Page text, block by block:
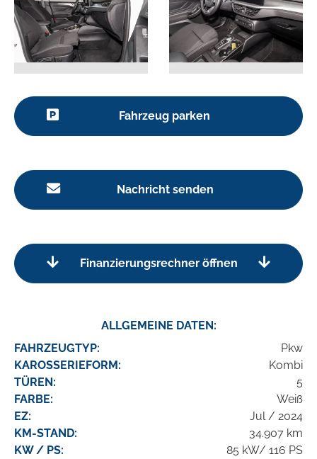
Fahrzeug parken
Nachricht senden
Finanzierungsrechner öffnen
ALLGEMEINE DATEN:
FAHRZEUGTYP:
Pkw
KAROSSERIEFORM:
Kombi
TÜREN:
5
FARBE:
Weiß
EZ:
Jul / 2024
KM-STAND:
34.907 km
KW / PS:
85 kW/ 116 PS